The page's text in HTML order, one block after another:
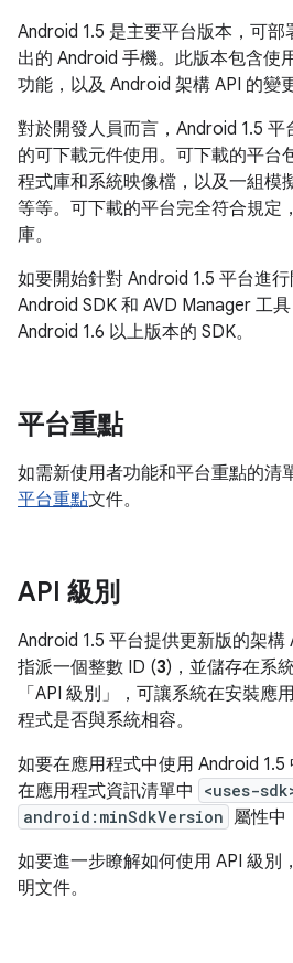
Android 1.5 是主要平台版本，可
出的 Android 手機。此版本包含使
功能，以及 Android 架構 API 的變更
對於開發人員而言，Android 1.5 平
的可下載元件使用。可下載的平台
程式庫和系統映像檔，以及一組模
等等。可下載的平台完全符合規定
庫。
如要開始針對 Android 1.5 平台進
Android SDK 和 AVD Manager 工
Android 1.6 以上版本的 SDK。
平台重點
如需新使用者功能和平台重點的清
平台重點文件。
API 級別
Android 1.5 平台提供更新版的架構
指派一個整數 ID (3)，並儲存在系
「API 級別」，可讓系統在安裝應
程式是否與系統相容。
如要在應用程式中使用 Android 1.5
在應用程式資訊清單中
<uses-
android:minSdkVersion 屬性中
如要進一步瞭解如何使用 API 級別
明文件。